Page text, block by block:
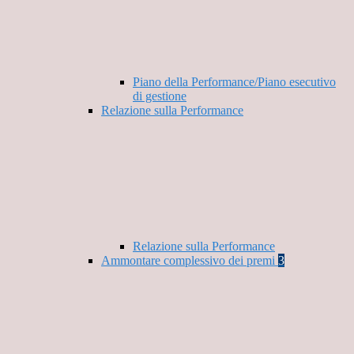
Piano della Performance/Piano esecutivo
di gestione
Relazione sulla Performance
Relazione sulla Performance
Ammontare complessivo dei premi 3